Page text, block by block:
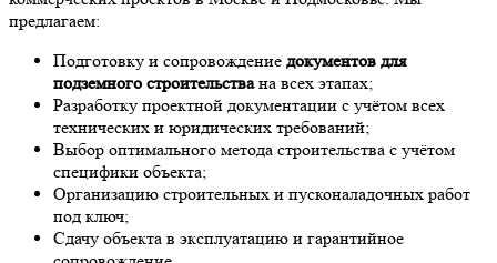
предлагаем:
Подготовку и сопровождение документов для
подземного строительствана всех этапах;
Разработку проектной документации с учётом всех
технических и юридических требований;
Выбор оптимального метода строительства с учётом
специфики объекта;
Организацию строительных и пусконаладочных работ
под ключ;
Сдачу объекта в эксплуатацию и гарантийное